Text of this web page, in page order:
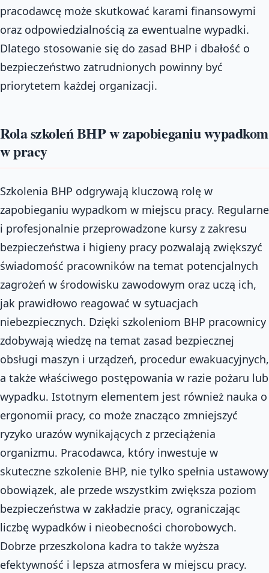
pracodawcę może skutkować karami finansowymi
oraz odpowiedzialnością za ewentualne wypadki.
Dlatego stosowanie się do zasad BHP i dbałość o
bezpieczeństwo zatrudnionych powinny być
priorytetem każdej organizacji.
Rola szkoleń BHP w zapobieganiu wypadkom
w pracy
Szkolenia BHP odgrywają kluczową rolę w
zapobieganiu wypadkom w miejscu pracy. Regularne
i profesjonalnie przeprowadzone kursy z zakresu
bezpieczeństwa i higieny pracy pozwalają zwiększyć
świadomość pracowników na temat potencjalnych
zagrożeń w środowisku zawodowym oraz uczą ich,
jak prawidłowo reagować w sytuacjach
niebezpiecznych. Dzięki szkoleniom BHP pracownicy
zdobywają wiedzę na temat zasad bezpiecznej
obsługi maszyn i urządzeń, procedur ewakuacyjnych,
a także właściwego postępowania w razie pożaru lub
wypadku. Istotnym elementem jest również nauka o
ergonomii pracy, co może znacząco zmniejszyć
ryzyko urazów wynikających z przeciążenia
organizmu. Pracodawca, który inwestuje w
skuteczne szkolenie BHP, nie tylko spełnia ustawowy
obowiązek, ale przede wszystkim zwiększa poziom
bezpieczeństwa w zakładzie pracy, ograniczając
liczbę wypadków i nieobecności chorobowych.
Dobrze przeszkolona kadra to także wyższa
efektywność i lepsza atmosfera w miejscu pracy.